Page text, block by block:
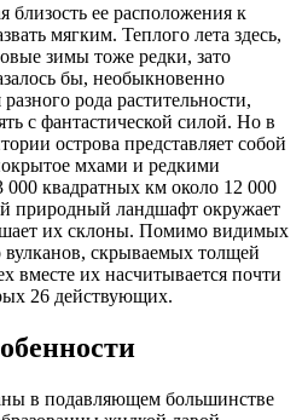
ее расположения к
мягким. Теплого лета здесь,
зимы тоже редки, зато
бы, необыкновенно
рода растительности,
с фантастической силой. Но в
острова представляет собой
мхами и редкими
000 квадратных км около 12 000
природный ландшафт окружает
их склоны. Помимо видимых
вулканов, скрываемых толщей
вместе их насчитывается почти
26 действующих.
в подавляющем большинстве